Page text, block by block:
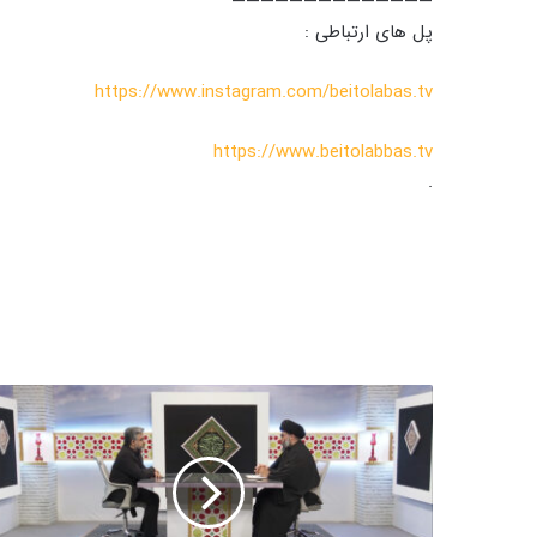
پل های ارتباطی :
https://www.instagram.com/beitolabas.tv
https://www.beitolabbas.tv
.
ش
ر
ح
ک
ت